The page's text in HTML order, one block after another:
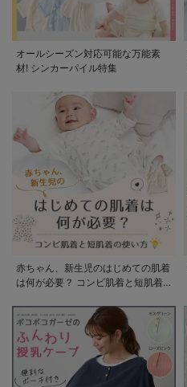
オールシーズン対応可能な万能素
材! シンカーパイル特集
赤ちゃん、新生児のはじめての肌着
は何が必要？ コンビ肌着と短肌着